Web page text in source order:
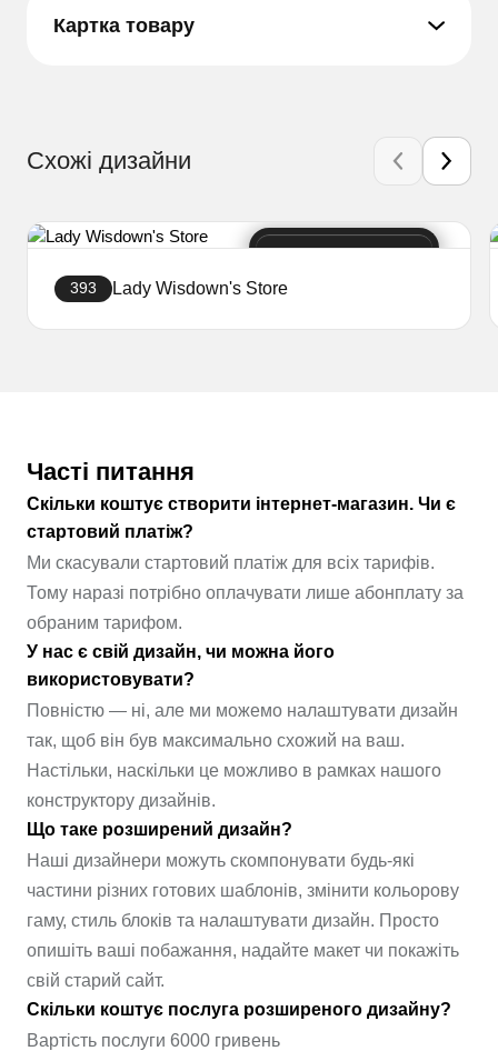
Картка товару
Схожі дизайни
393 Lady Wisdown's Store
Часті питання
Скільки коштує створити інтернет-магазин. Чи є
стартовий платіж?
Ми скасували стартовий платіж для всіх тарифів.
Тому наразі потрібно оплачувати лише абонплату за
обраним тарифом.
У нас є свій дизайн, чи можна його
використовувати?
Повністю — ні, але ми можемо налаштувати дизайн
так, щоб він був максимально схожий на ваш.
Настільки, наскільки це можливо в рамках нашого
конструктору дизайнів.
Що таке розширений дизайн?
Наші дизайнери можуть скомпонувати будь-які
частини різних готових шаблонів, змінити кольорову
гаму, стиль блоків та налаштувати дизайн. Просто
опишіть ваші побажання, надайте макет чи покажіть
свій старий сайт.
Скільки коштує послуга розширеного дизайну?
Вартість послуги 6000 гривень